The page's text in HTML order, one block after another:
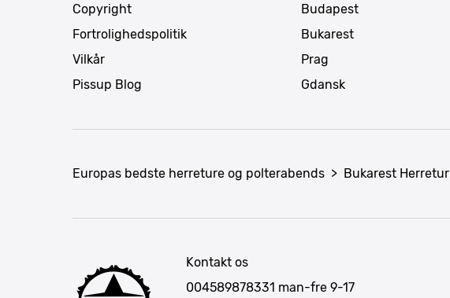
Copyright
Fortrolighedspolitik
Vilkår
Pissup Blog
Budapest
Bukarest
Prag
Gdansk
Europas bedste herreture og polterabends > Bukarest Herretur
Kontakt os
004589878331 man-fre 9-17